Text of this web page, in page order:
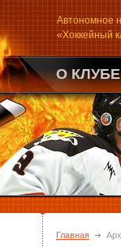
Автономное
«Хоккейный
О КЛУБЕ
Главная